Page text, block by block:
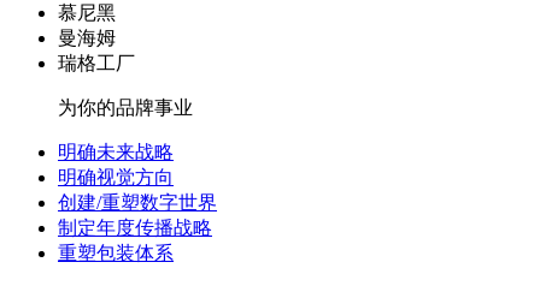
慕尼黑
曼海姆
瑞格工厂
为你的品牌事业
明确未来战略
明确视觉方向
创建/重塑数字世界
制定年度传播战略
重塑包装体系